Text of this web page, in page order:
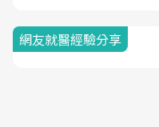
網友就醫經驗分享